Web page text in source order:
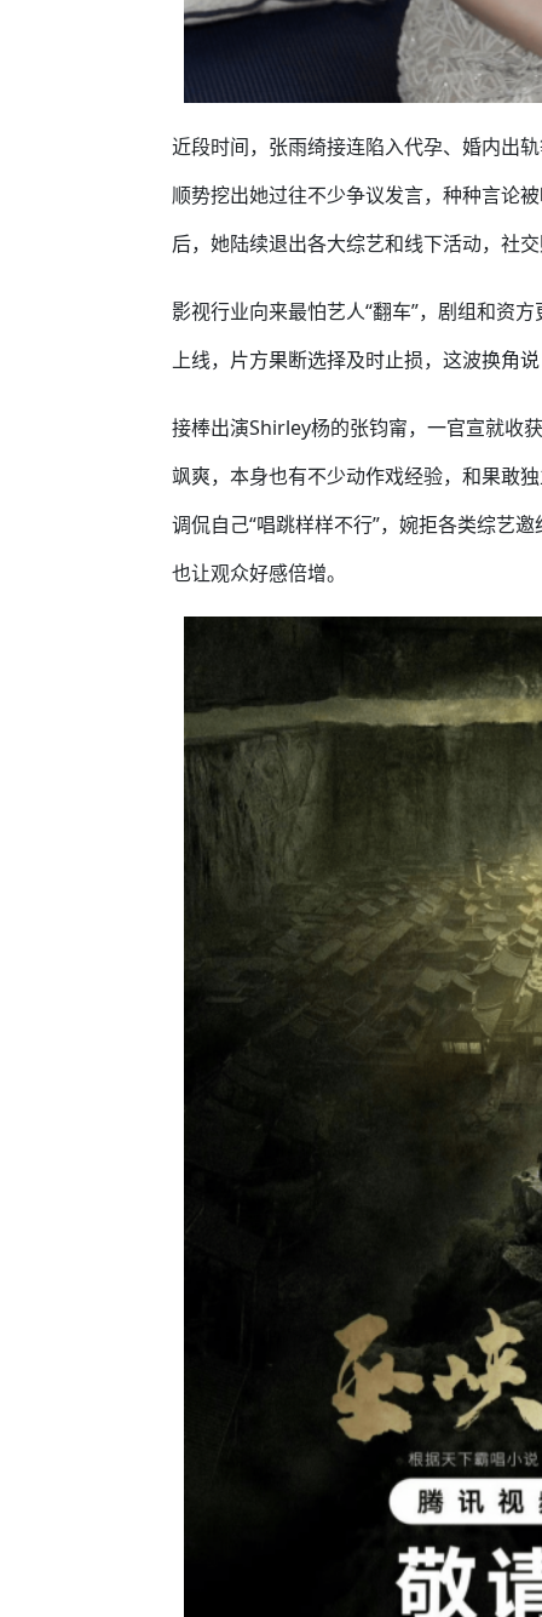
近段时间，张雨绮接连陷入代孕、婚内出
顺势挖出她过往不少争议发言，种种言论
后，她陆续退出各大综艺和线下活动，社
影视行业向来最怕艺人“翻车”，剧组和资
上线，片方果断选择及时止损，这波换角
接棒出演Shirley杨的张钧甯，一官宣就收
飒爽，本身也有不少动作戏经验，和果敢
调侃自己“唱跳样样不行”，婉拒各类综艺
也让观众好感倍增。